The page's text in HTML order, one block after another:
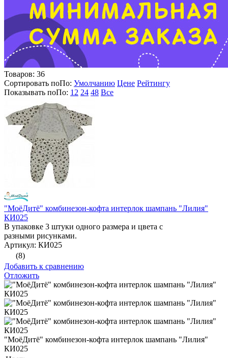
Товаров: 36
Сортировать поПо: Умолчанию Цене Рейтингу
Показывать поПо: 12 24 48 Все
"МоёДитё" комбинезон-кофта интерлок шампань "Лилия"
КИ025
В упаковке 3 штуки одного размера и цвета с
разными рисунками.
Артикул: КИ025
(8)
Добавить к сравнению
Отложить
"МоёДитё" комбинезон-кофта интерлок шампань "Лилия"
КИ025